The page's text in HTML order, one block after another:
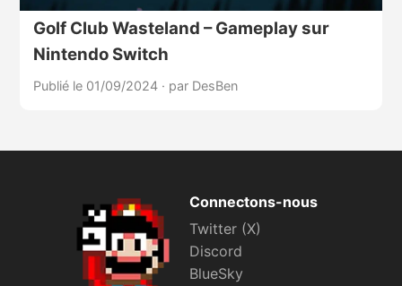
Golf Club Wasteland – Gameplay sur
Nintendo Switch
Publié le 01/09/2024 · par DesBen
Connectons-nous
Twitter (X)
Discord
BlueSky